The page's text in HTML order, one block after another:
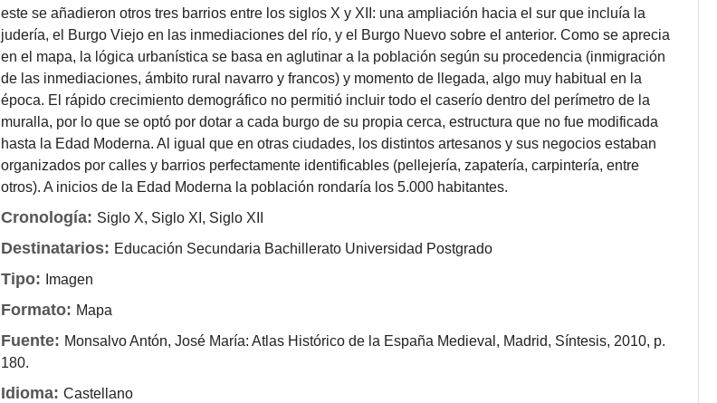
este se añadieron otros tres barrios entre los siglos X y XII: una ampliación hacia el sur que incluía la
judería, el Burgo Viejo en las inmediaciones del río, y el Burgo Nuevo sobre el anterior. Como se aprecia
en el mapa, la lógica urbanística se basa en aglutinar a la población según su procedencia (inmigración
de las inmediaciones, ámbito rural navarro y francos) y momento de llegada, algo muy habitual en la
época. El rápido crecimiento demográfico no permitió incluir todo el caserío dentro del perímetro de la
muralla, por lo que se optó por dotar a cada burgo de su propia cerca, estructura que no fue modificada
hasta la Edad Moderna. Al igual que en otras ciudades, los distintos artesanos y sus negocios estaban
organizados por calles y barrios perfectamente identificables (pellejería, zapatería, carpintería, entre
otros). A inicios de la Edad Moderna la población rondaría los 5.000 habitantes.
Cronología: Siglo X, Siglo XI, Siglo XII
Destinatarios: Educación Secundaria Bachillerato Universidad Postgrado
Tipo: Imagen
Formato: Mapa
Fuente: Monsalvo Antón, José María: Atlas Histórico de la España Medieval, Madrid, Síntesis, 2010, p.
180.
Idioma:Castellano